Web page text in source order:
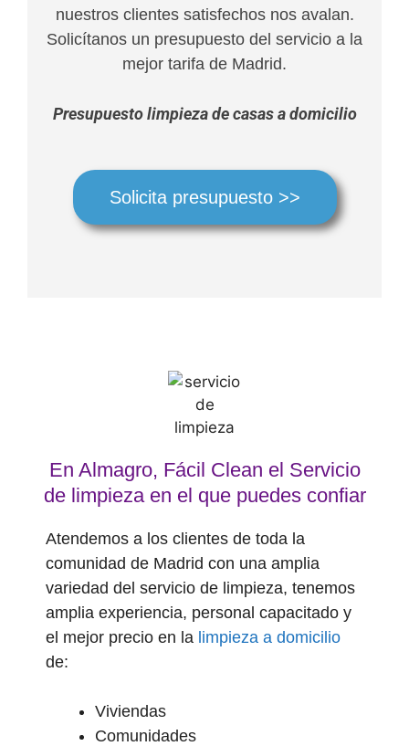
nuestros clientes satisfechos nos avalan.
Solicítanos un presupuesto del servicio a la
mejor tarifa de Madrid.
Presupuesto limpieza de casas a domicilio
Solicita presupuesto >>
En Almagro, Fácil Clean el Servicio
de limpieza en el que puedes confiar
Atendemos a los clientes de toda la
comunidad de Madrid con una amplia
variedad del servicio de limpieza, tenemos
amplia experiencia, personal capacitado y
el mejor precio en la limpieza a domicilio
de:
Viviendas
Comunidades